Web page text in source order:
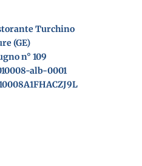
Turchino
(GE)
n° 109
alb-0001